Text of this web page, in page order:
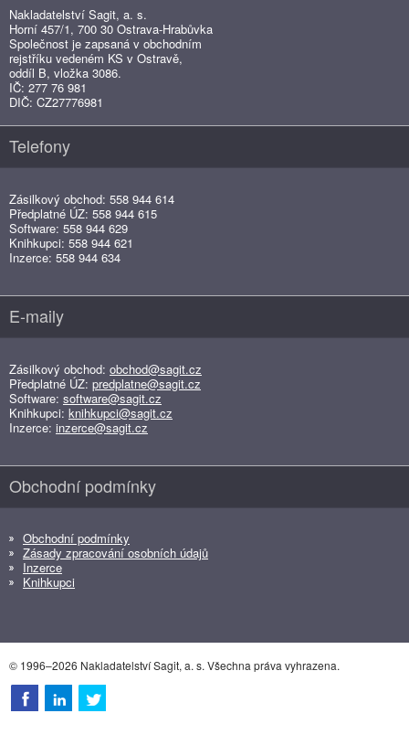
Nakladatelství Sagit, a. s.
Horní 457/1, 700 30 Ostrava-Hrabůvka
Společnost je zapsaná v obchodním
rejstříku vedeném KS v Ostravě,
oddíl B, vložka 3086.
IČ: 277 76 981
DIČ: CZ27776981
Telefony
Zásilkový obchod: 558 944 614
Předplatné ÚZ: 558 944 615
Software: 558 944 629
Knihkupci: 558 944 621
Inzerce: 558 944 634
E-maily
Zásilkový obchod: obchod@sagit.cz
Předplatné ÚZ: predplatne@sagit.cz
Software: software@sagit.cz
Knihkupci: knihkupci@sagit.cz
Inzerce: inzerce@sagit.cz
Obchodní podmínky
Obchodní podmínky
Zásady zpracování osobních údajů
Inzerce
Knihkupci
© 1996–2026 Nakladatelství Sagit, a. s. Všechna práva vyhrazena.